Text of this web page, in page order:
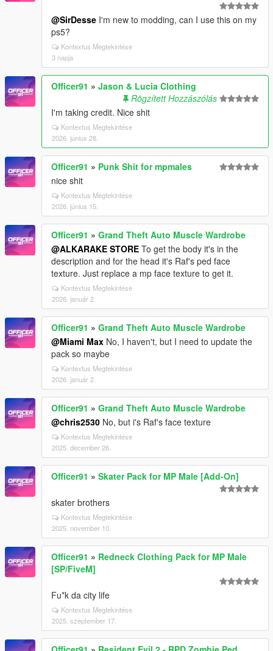
@SirDesse I'm new to modding, can I use this on my
ps5?
Kontextus Megtekintése
3 napja
Officer91 » Jason & Lucia Clothing
Rögzített Hozzászólás
I'm taking credit. Nice shit
Kontextus Megtekintése
2026. június 28.
Officer91 » Punk Shit for mpmales
nice shit
Kontextus Megtekintése
2026. június 15.
Officer91 » Grand Theft Auto Muscle Wardrobe
@ALKARAKE STORE To get the body it's in the
description and for the head it's Raf's ped face
texture. Just replace a mp face texture to get it.
Kontextus Megtekintése
2026. január 2.
Officer91 » Grand Theft Auto Muscle Wardrobe
@Miami Max No, I haven't, but I need to update the
pack so maybe
Kontextus Megtekintése
2026. január 2.
Officer91 » Grand Theft Auto Muscle Wardrobe
@chris2530 No, but i's Raf's face texture
Kontextus Megtekintése
2025. december 26.
Officer91 » Skater Pack for MP Male [Add-On]
skater brothers
Kontextus Megtekintése
2025. november 10.
Officer91 » Redneck Clothing Pack for MP Male
[SP/FiveM]
Fu*k da city life
Kontextus Megtekintése
2025. szeptember 17.